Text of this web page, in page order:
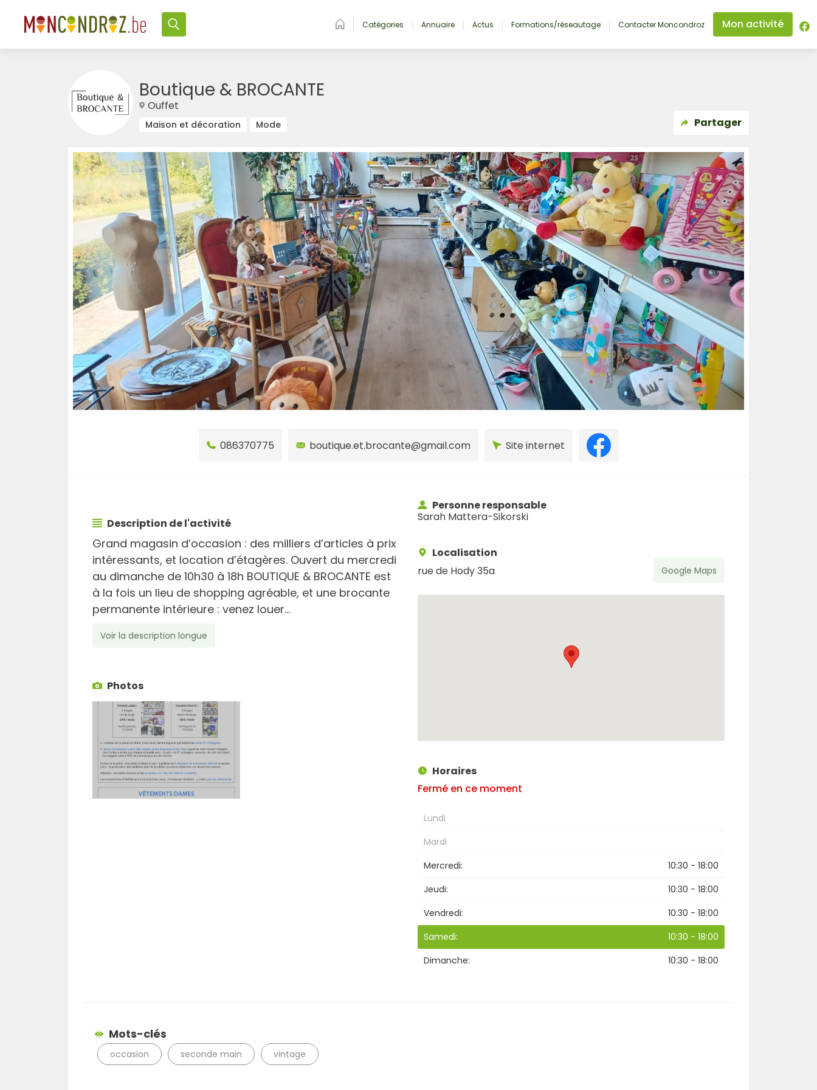
Catégories Annuaire Actus Formations/réseautage Contacter Moncondroz Mon activité
Boutique & BROCANTE
Ouffet
Maison et décoration Mode Partager
086370775 boutique.et.brocante@gmail.com Site internet
Description de l'activité
Grand magasin d’occasion : des milliers d’articles à prix
intéressants, et location d’étagères. Ouvert du mercredi
au dimanche de 10h30 à 18h BOUTIQUE & BROCANTE est
à la fois un lieu de shopping agréable, et une brocante
permanente intérieure : venez louer...
Voir la description longue
Photos
Personne responsable
Sarah Mattera-Sikorski
Localisation
rue de Hody 35a
Google Maps
Horaires
Fermé en ce moment
Lundi
Mardi
Mercredi:
10:30 - 18:00
Jeudi:
10:30 - 18:00
Vendredi:
10:30 - 18:00
Samedi:
10:30 - 18:00
Dimanche:
10:30 - 18:00
Mots-clés
occasion seconde main vintage